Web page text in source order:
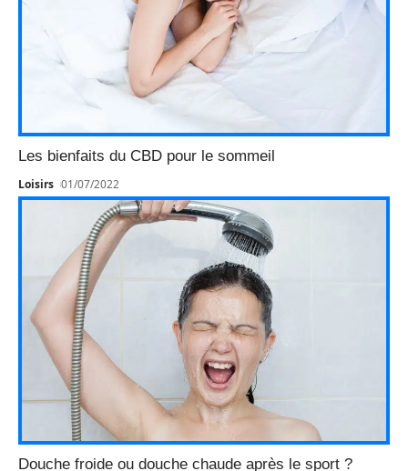
Les bienfaits du CBD pour le sommeil
Loisirs 01/07/2022
Douche froide ou douche chaude après le sport ?